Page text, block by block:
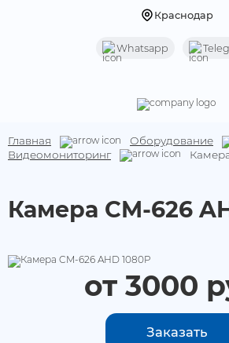
Краснодар
Whatsapp
Мониторинг транспорта
Терминалы
Датчики уровня топлива (ДУТ)
Оборудование для АЗС
Оборудование УВЭОС
Оборудование под ПП 969 и ПП
Главная
Оборудование
Видеомониторинг
Камера CM-626
от 3000
Заказать